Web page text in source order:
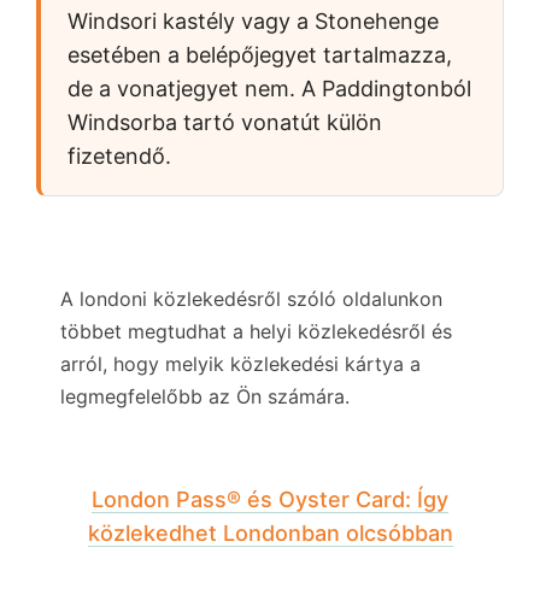
Windsori kastély vagy a Stonehenge
esetében a belépőjegyet tartalmazza,
de a vonatjegyet nem. A Paddingtonból
Windsorba tartó vonatút külön
fizetendő.
A londoni közlekedésről szóló oldalunkon
többet megtudhat a helyi közlekedésről és
arról, hogy melyik közlekedési kártya a
legmegfelelőbb az Ön számára.
London Pass® és Oyster Card: Így
közlekedhet Londonban olcsóbban